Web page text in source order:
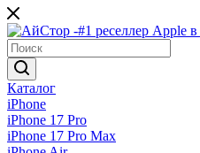
Каталог
iPhone
iPhone 17 Pro
iPhone 17 Pro Max